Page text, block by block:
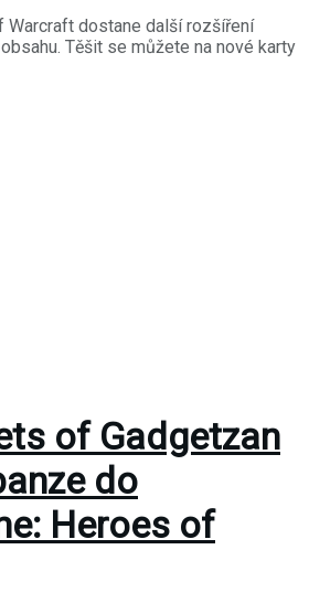
Warcraft dostane další rozšíření
Těšit se můžete na nové karty
of Gadgetzan
do
Heroes of